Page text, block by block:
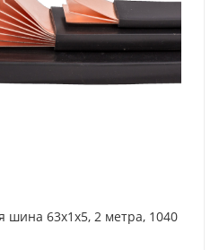
шина 63x1x5, 2 метра, 1040